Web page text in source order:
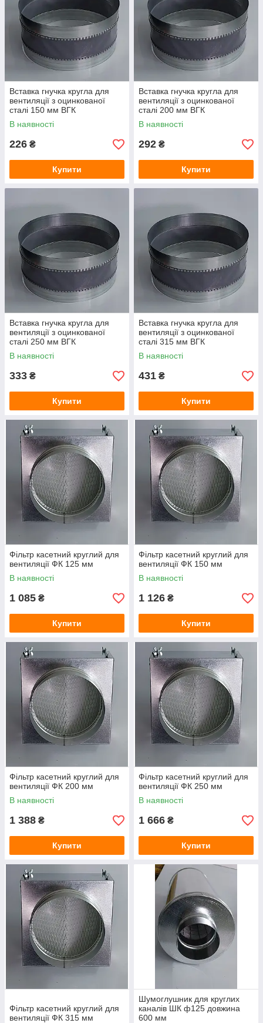
Вставка гнучка кругла для
вентиляції з оцинкованої
сталі 150 мм ВГК
В наявності
226 ₴
Купити
Вставка гнучка кругла для
вентиляції з оцинкованої
сталі 200 мм ВГК
В наявності
292 ₴
Купити
Вставка гнучка кругла для
вентиляції з оцинкованої
сталі 250 мм ВГК
В наявності
333 ₴
Купити
Вставка гнучка кругла для
вентиляції з оцинкованої
сталі 315 мм ВГК
В наявності
431 ₴
Купити
Фільтр касетний круглий для
вентиляції ФК 125 мм
В наявності
1 085 ₴
Купити
Фільтр касетний круглий для
вентиляції ФК 150 мм
В наявності
1 126 ₴
Купити
Фільтр касетний круглий для
вентиляції ФК 200 мм
В наявності
1 388 ₴
Купити
Фільтр касетний круглий для
вентиляції ФК 250 мм
В наявності
1 666 ₴
Купити
Фільтр касетний круглий для
вентиляції ФК 315 мм
Шумоглушник для круглих
каналів ШК ф125 довжина
600 мм